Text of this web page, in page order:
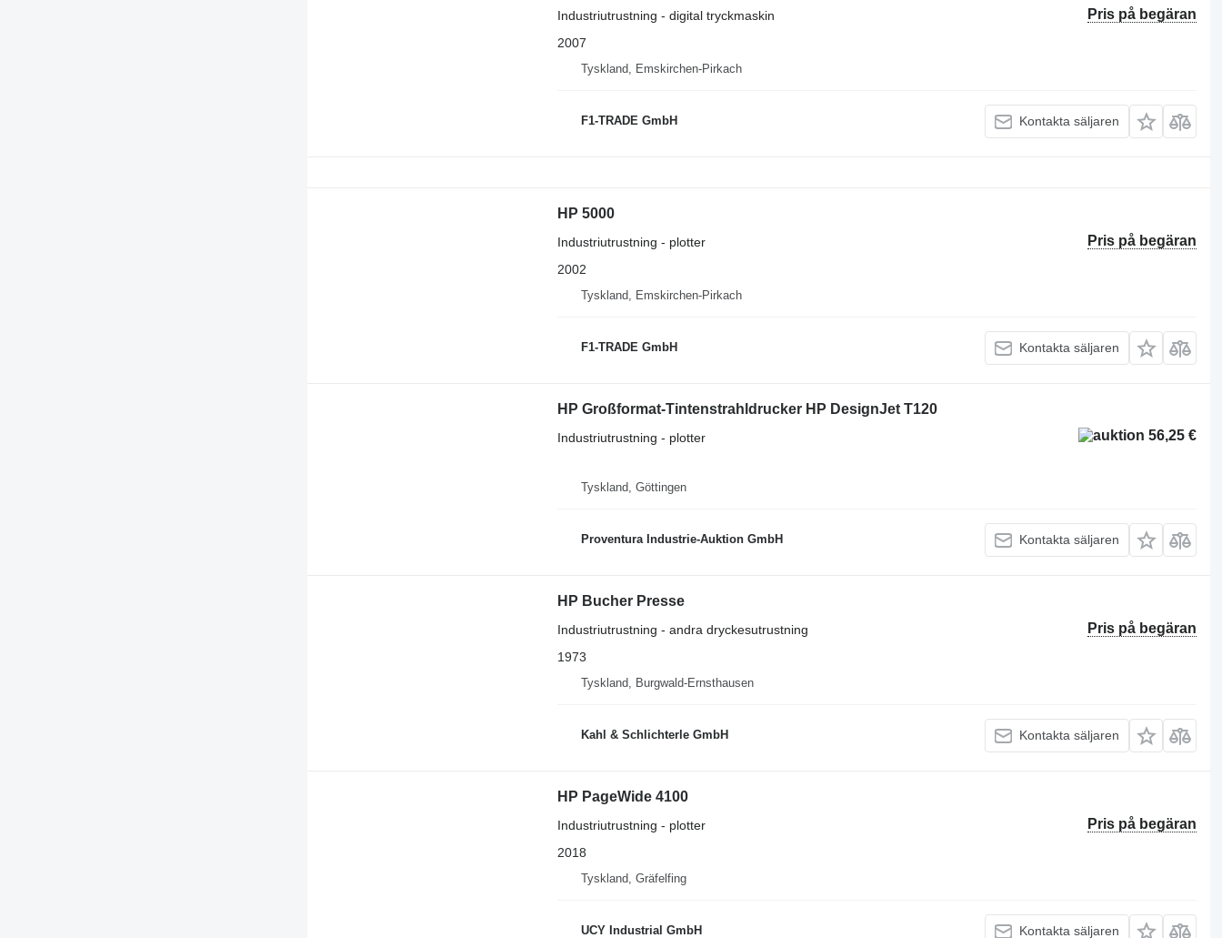
Pris på begäran
Industriutrustning - digital tryckmaskin
2007
Tyskland, Emskirchen-Pirkach
F1-TRADE GmbH Kontakta säljaren
HP 5000
Pris på begäran
Industriutrustning - plotter
2002
Tyskland, Emskirchen-Pirkach
F1-TRADE GmbH Kontakta säljaren
HP Großformat-Tintenstrahldrucker HP DesignJet T120
56,25 €
Industriutrustning - plotter
Tyskland, Göttingen
Proventura Industrie-Auktion GmbH Kontakta säljaren
HP Bucher Presse
Pris på begäran
Industriutrustning - andra dryckesutrustning
1973
Tyskland, Burgwald-Ernsthausen
Kahl & Schlichterle GmbH Kontakta säljaren
HP PageWide 4100
Pris på begäran
Industriutrustning - plotter
2018
Tyskland, Gräfelfing
UCY Industrial GmbH Kontakta säljaren